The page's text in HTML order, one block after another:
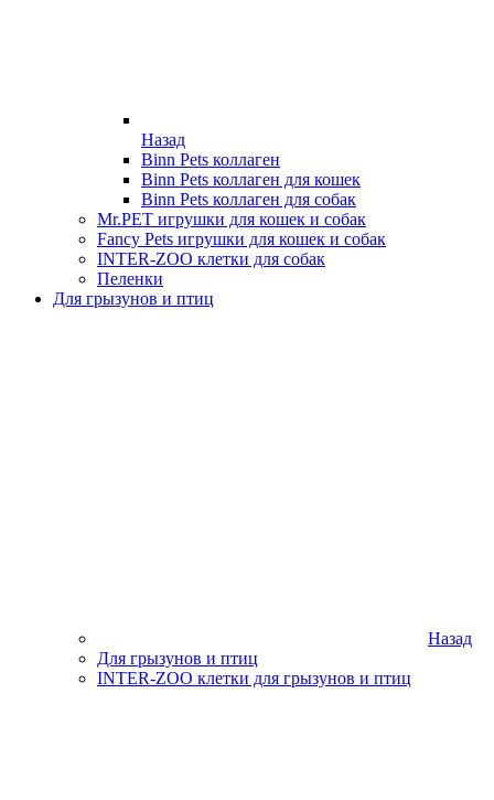
Назад
Binn Pets коллаген
Binn Pets коллаген для кошек
Binn Pets коллаген для собак
Mr.PET игрушки для кошек и собак
Fancy Pets игрушки для кошек и собак
INTER-ZOO клетки для собак
Пеленки
Для грызунов и птиц
Назад
Для грызунов и птиц
INTER-ZOO клетки для грызунов и птиц